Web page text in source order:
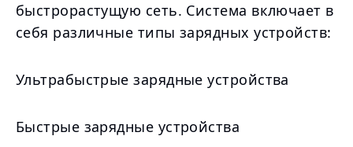
быстрорастущую сеть. Система включает в
себя различные типы зарядных устройств:
Ультрабыстрые зарядные устройства
Быстрые зарядные устройства